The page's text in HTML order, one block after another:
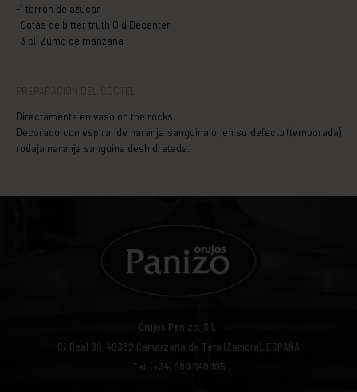
-1 terrón de azúcar
-Gotas de bitter truth Old Decanter
-3 cl. Zumo de manzana
PREPARACIÓN DEL CÓCTEL
Directamente en vaso on the rocks.
Decorado con espiral de naranja sanguina o, en su defecto (temporada)
rodaja naranja sanguina deshidratada.
Orujos Panizo, S.L.
C/ Real 89. 49332 Camarzana de Tera (Zamora), ESPAÑA
Tel: (+34) 980 649 195